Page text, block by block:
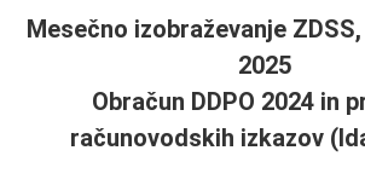
Mesečno izobraževanje
2025
Obračun DDPO 2024 in
računovodskih izkazov